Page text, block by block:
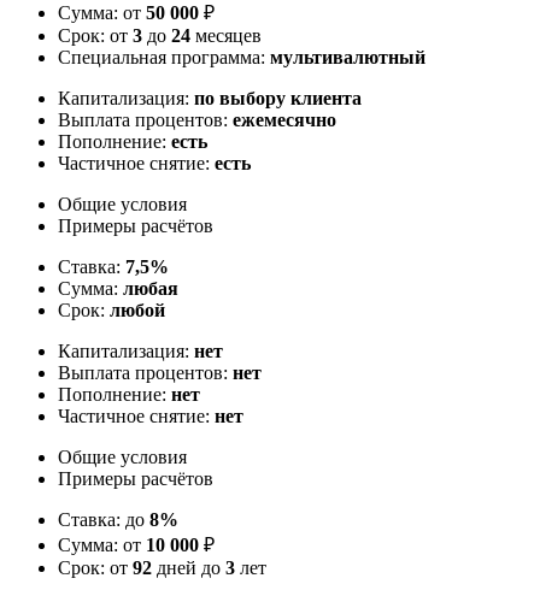
Сумма: от 50 000 ₽
Срок: от 3 до 24 месяцев
Специальная программа: мультивалютный
Капитализация: по выбору клиента
Выплата процентов: ежемесячно
Пополнение: есть
Частичное снятие: есть
Общие условия
Примеры расчётов
Ставка: 7,5%
Сумма: любая
Срок: любой
Капитализация: нет
Выплата процентов: нет
Пополнение: нет
Частичное снятие: нет
Общие условия
Примеры расчётов
Ставка: до 8%
Сумма: от 10 000 ₽
Срок: от 92 дней до 3 лет